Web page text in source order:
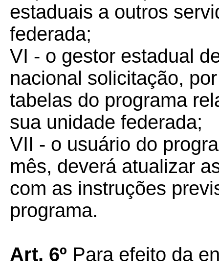
estaduais a outros
federada;
VI - o gestor estadual
nacional solicitação,
tabelas do programa
sua unidade federada;
VII - o usuário do
mês, deverá atualizar
com as instruções
programa.
Art. 6º Para efeito da